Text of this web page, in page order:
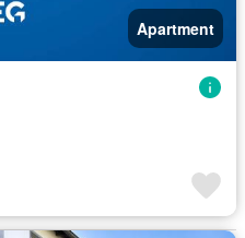
Apartment